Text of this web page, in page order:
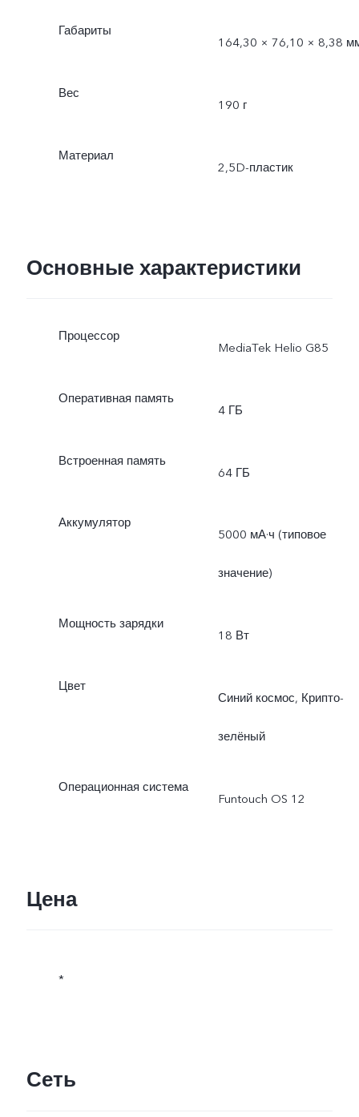
Габариты
164,30 × 76,10 × 8,38
Вес
190 г
Материал
2,5D-пластик
Основные характеристики
Процессор
MediaTek Helio G85
Оперативная память
4 ГБ
Встроенная память
64 ГБ
Аккумулятор
5000 мА·ч (типовое
значение)
Мощность зарядки
18 Вт
Цвет
Синий космос, Крипто-
зелёный
Операционная система
Funtouch OS 12
Цена
*
Сеть